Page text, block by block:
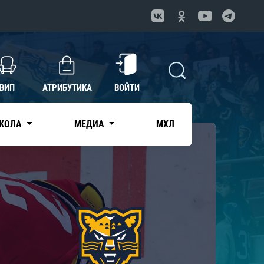
ВИП АТРИБУТИКА ВОЙТИ
МЕДИА МХЛ